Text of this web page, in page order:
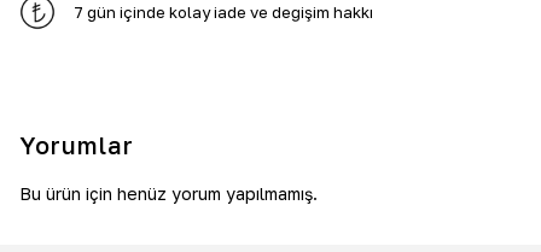
7 gün içinde kolay iade ve değişim hakkı
Yorumlar
Bu ürün için henüz yorum yapılmamış.